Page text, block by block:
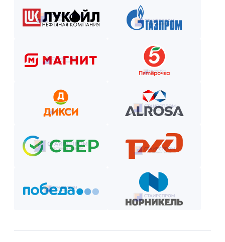
Как оплатить? Пошаговая инструкция
Получите смету и договор.
Выберите способ оплаты из предложенных.
Внесите предоплату (если требуется).
Отслеживайте этапы производства и монтажа.
Оплатите остаток после приёмки —
и наслаждайтесь новой конструкцией!